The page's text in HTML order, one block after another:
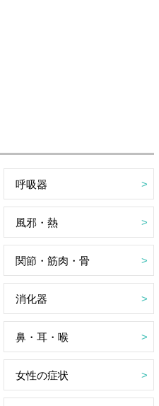
呼吸器
風邪・熱
関節・筋肉・骨
消化器
鼻・耳・喉
女性の症状